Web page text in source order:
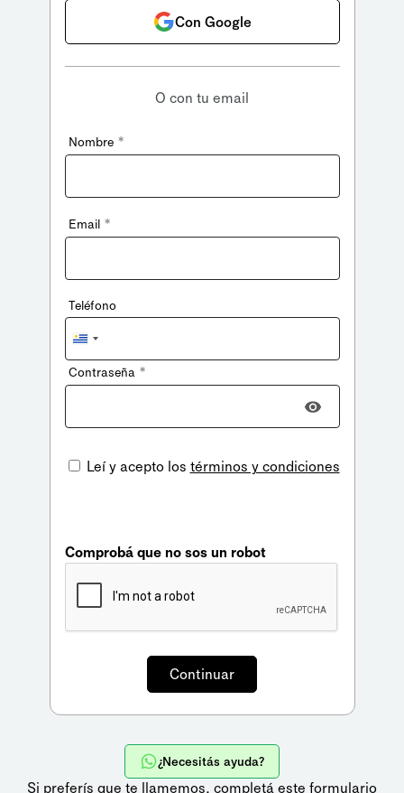
Con Google
O con tu email
Nombre *
Email *
Teléfono
Uruguay
+598
Contraseña *
Leí y acepto los términos y condiciones
Comprobá que no sos un robot
¿Necesitás ayuda?
Si preferís que te llamemos, completá este formulario